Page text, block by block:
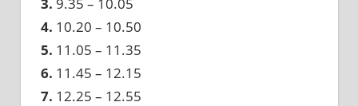
4. 10.20 – 10.50
5. 11.05 – 11.35
6. 11.45 – 12.15
7. 12.25 – 12.55